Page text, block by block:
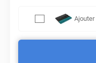
Ajouter